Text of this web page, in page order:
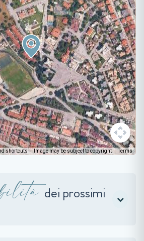
shortcuts Image may be subject to copyright Terms
dei prossimi